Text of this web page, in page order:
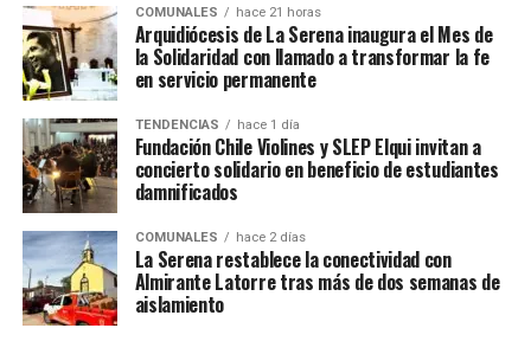
COMUNALES hace 21 horas
Arquidiócesis de La Serena inaugura el Mes de
la Solidaridad con llamado a transformar la fe
en servicio permanente
TENDENCIAS hace 1 día
Fundación Chile Violines y SLEP Elqui invitan a
concierto solidario en beneficio de estudiantes
damnificados
COMUNALES hace 2 días
La Serena restablece la conectividad con
Almirante Latorre tras más de dos semanas de
aislamiento